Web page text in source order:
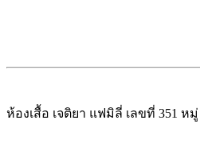
ห้องเสื้อ เจติยา แฟมิลี่ เลขที่ 351 หมู่